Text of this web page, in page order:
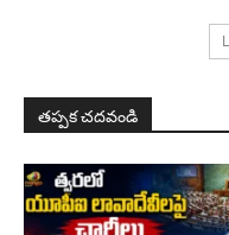
తప్పక చదవండి